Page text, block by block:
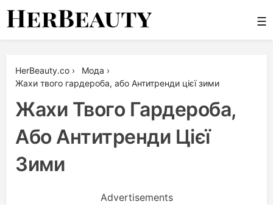
Skip
☰
HerBeauty.co › Мода ›
Жахи твого гардероба, або Антитренди цієї зими
Жахи Твого Гардероба,
Або Антитренди Цієї
Зими
Advertisements